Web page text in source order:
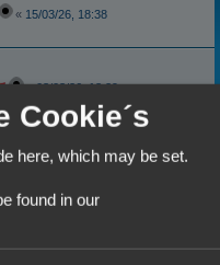
« 15/03/26, 18:38
«03/03/26, 13:29
Cookie´s
here, which may be set.
found in our